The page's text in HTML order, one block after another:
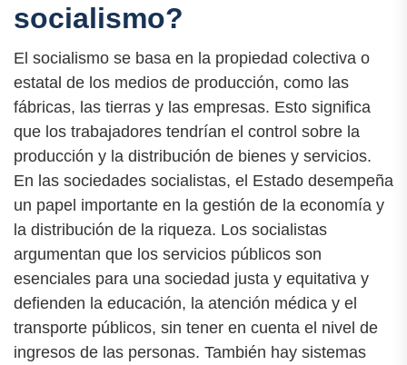
socialismo?
El socialismo se basa en la propiedad colectiva o
estatal de los medios de producción, como las
fábricas, las tierras y las empresas. Esto significa
que los trabajadores tendrían el control sobre la
producción y la distribución de bienes y servicios.
En las sociedades socialistas, el Estado desempeña
un papel importante en la gestión de la economía y
la distribución de la riqueza. Los socialistas
argumentan que los servicios públicos son
esenciales para una sociedad justa y equitativa y
defienden la educación, la atención médica y el
transporte públicos, sin tener en cuenta el nivel de
ingresos de las personas. También hay sistemas